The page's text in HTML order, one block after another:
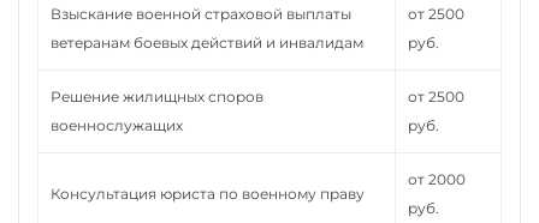
Взыскание военной страховой выплаты
ветеранам боевых действий и инвалидам
от 2500
руб.
Решение жилищных споров
военнослужащих
от 2500
руб.
Консультация юриста по военному праву
от 2000
руб.